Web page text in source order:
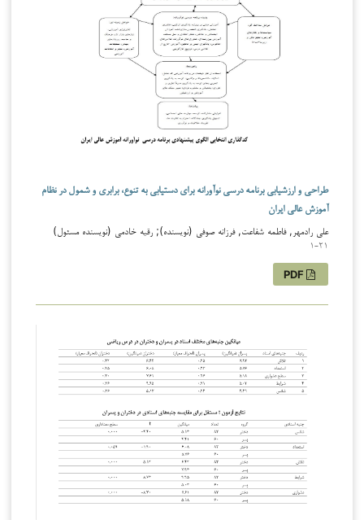
طراحی و ارزشیابی برنامه درسی نوآورانه برای دستیابی به تنوع، برابری و شمول در نظام
آموزش عالی ایران
علی رادمهر, فاطمه شفاعت, فرزانه صوفی (نویسنده); رقیه خادمی (نویسنده مسئول)
1-21